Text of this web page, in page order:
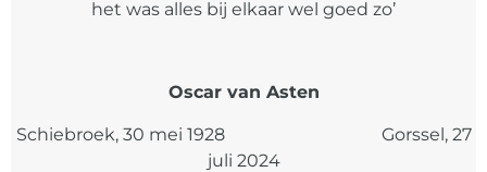
het was alles bij elkaar wel goed zo’
Oscar van Asten
Schiebroek, 30 mei 1928 Gorssel, 27
juli 2024